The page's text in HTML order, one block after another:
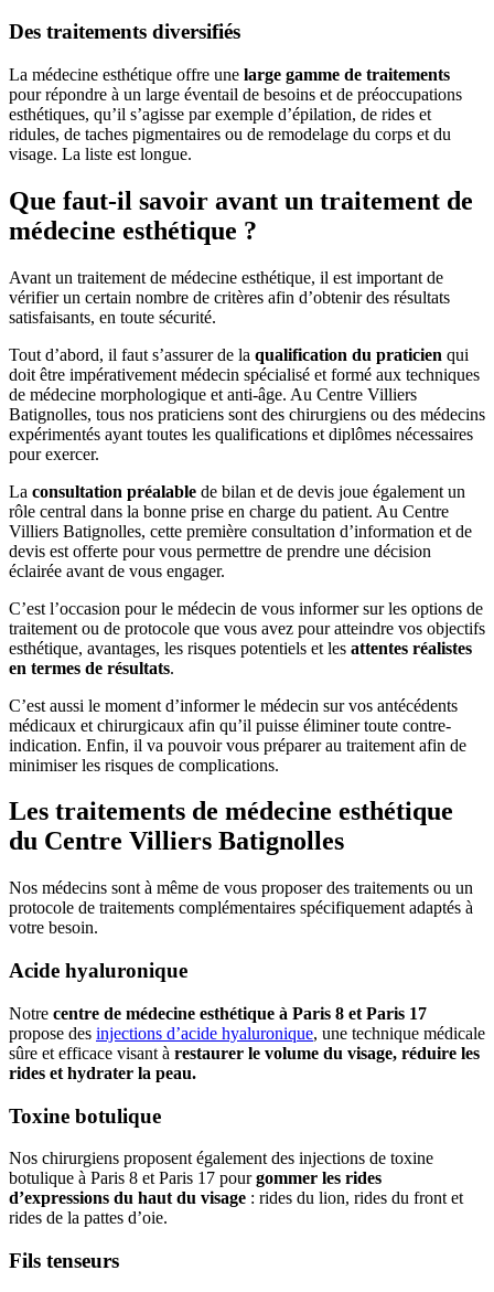
Des traitements diversifiés
La médecine esthétique offre une large gamme de traitements
pour répondre à un large éventail de besoins et de préoccupations
esthétiques, qu’il s’agisse par exemple d’épilation, de rides et
ridules, de taches pigmentaires ou de remodelage du corps et du
visage. La liste est longue.
Que faut-il savoir avant un traitement de
médecine esthétique ?
Avant un traitement de médecine esthétique, il est important de
vérifier un certain nombre de critères afin d’obtenir des résultats
satisfaisants, en toute sécurité.
Tout d’abord, il faut s’assurer de la qualification du praticien qui
doit être impérativement médecin spécialisé et formé aux techniques
de médecine morphologique et anti-âge. Au Centre Villiers
Batignolles, tous nos praticiens sont des chirurgiens ou des médecins
expérimentés ayant toutes les qualifications et diplômes nécessaires
pour exercer.
La consultation préalable de bilan et de devis joue également un
rôle central dans la bonne prise en charge du patient. Au Centre
Villiers Batignolles, cette première consultation d’information et de
devis est offerte pour vous permettre de prendre une décision
éclairée avant de vous engager.
C’est l’occasion pour le médecin de vous informer sur les options de
traitement ou de protocole que vous avez pour atteindre vos objectifs
esthétique, avantages, les risques potentiels et les attentes réalistes
en termes de résultats.
C’est aussi le moment d’informer le médecin sur vos antécédents
médicaux et chirurgicaux afin qu’il puisse éliminer toute contre-
indication. Enfin, il va pouvoir vous préparer au traitement afin de
minimiser les risques de complications.
Les traitements de médecine esthétique
du Centre Villiers Batignolles
Nos médecins sont à même de vous proposer des traitements ou un
protocole de traitements complémentaires spécifiquement adaptés à
votre besoin.
Acide hyaluronique
Notre centre de médecine esthétique à Paris 8 et Paris 17
propose des injections d’acide hyaluronique, une technique médicale
sûre et efficace visant à restaurer le volume du visage, réduire les
rides et hydrater la peau.
Toxine botulique
Nos chirurgiens proposent également des injections de toxine
botulique à Paris 8 et Paris 17 pourgommer les rides
d’expressions du haut du visage : rides du lion, rides du front et
rides de la pattes d’oie.
Fils tenseurs